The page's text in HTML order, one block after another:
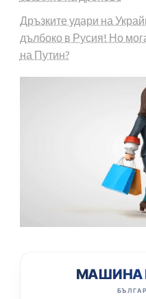
Дръзките удари на
дълбоко в Русия! Но
на Путин?
МАШИНА